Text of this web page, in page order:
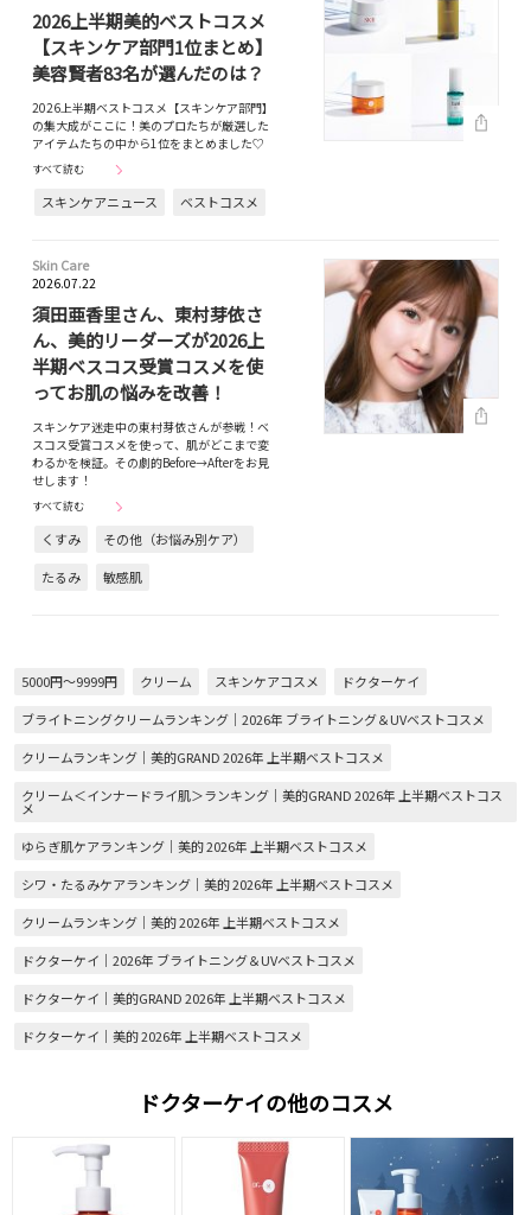
2026上半期美的ベストコスメ
【スキンケア部門1位まとめ】
美容賢者83名が選んだのは？
2026上半期ベストコスメ【スキンケア部門】
の集大成がここに！美のプロたちが厳選した
アイテムたちの中から1位をまとめました♡
すべて読む
スキンケアニュース ベストコスメ
Skin Care
2026.07.22
須田亜香里さん、東村芽依さ
ん、美的リーダーズが2026上
半期ベスコス受賞コスメを使
ってお肌の悩みを改善！
スキンケア迷走中の東村芽依さんが参戦！ベ
スコス受賞コスメを使って、肌がどこまで変
わるかを検証。その劇的Before→Afterをお見
せします！
すべて読む
くすみ
その他（お悩み別ケア）
たるみ
敏感肌
5000円～9999円 クリーム スキンケアコスメ
ドクターケイ
ブライトニングクリームランキング｜2026年 ブライトニング＆UVベストコスメ
クリームランキング｜美的GRAND 2026年 上半期ベストコスメ
クリーム＜インナードライ肌＞ランキング｜美的GRAND 2026年 上半期ベストコス
メ
ゆらぎ肌ケアランキング｜美的 2026年 上半期ベストコスメ
シワ・たるみケアランキング｜美的 2026年 上半期ベストコスメ
クリームランキング｜美的 2026年 上半期ベストコスメ
ドクターケイ｜2026年 ブライトニング＆UVベストコスメ
ドクターケイ｜美的GRAND 2026年 上半期ベストコスメ
ドクターケイ｜美的 2026年 上半期ベストコスメ
ドクターケイの他のコスメ